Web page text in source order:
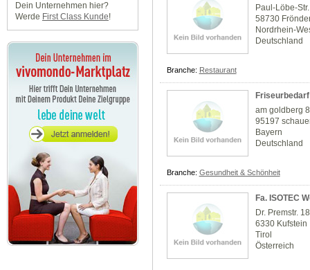
Dein Unternehmen hier?
Werde First Class Kunde!
Paul-Löbe-
58730
Nordrhein-
Deutschland
Branche: Restaurant
am goldberg 8
95197
Bayern
Deutschland
Branche: Gesundheit & Schönheit
Fa. ISOTEC
Dr. Premstr. 18
6330 Kufstein
Tirol
Österreich